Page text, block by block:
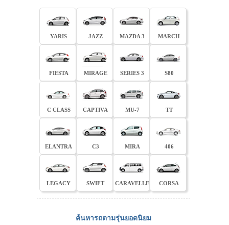
YARIS JAZZ MAZDA 3 MARCH
FIESTA MIRAGE SERIES 3 S80
C CLASS CAPTIVA MU-7 TT
ELANTRA C3 MIRA 406
LEGACY SWIFT CARAVELLE CORSA
ค้นหารถตามรุ่นยอดนิยม